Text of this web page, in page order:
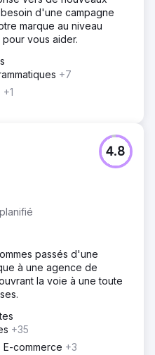
d'une campagne
marque au niveau
vous aider.
+7
+1
4.8
passés d'une
à une agence de
la voie à une toute
+35
commerce +3